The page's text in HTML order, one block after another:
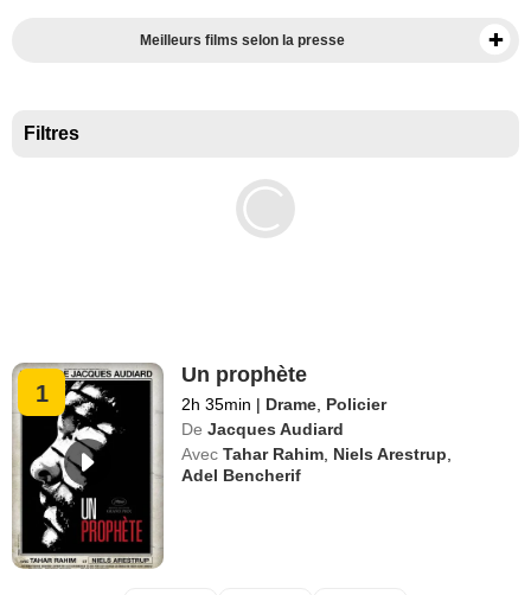
Meilleurs films selon la presse
Filtres
1
Un prophète
2h 35min | Drame Policier
De Jacques Audiard
Avec Tahar Rahim Niels Arestrup
Adel Bencherif